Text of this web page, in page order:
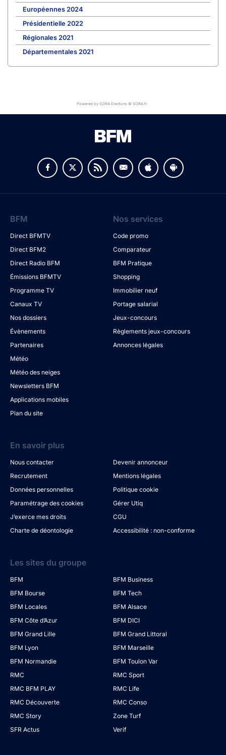
Européennes 2024
Présidentielle 2022
Régionales 2021
Départementales 2021
Powered by SORA Elections © SORA.fr
BFM
Direct BFMTV
Direct BFM2
Direct Radio BFM
Émissions BFMTV
Programme TV
Canaux TV
Nos dossiers
Évènements
Partenaires
Météo
Météo des neiges
Newsletters BFM
Applications mobiles
Plan du site
Nos services
Code promo
Comparateur
BFM Pratique
Shopping
Immobilier neuf
Portage salarial
Jeux-concours
Règlements jeux-concours
Annonces légales
En savoir plus
Nous contacter
Devenir annonceur
Recrutement
Mentions légales
Données personnelles
Politique cookie
Paramétrage des cookies
Gérer Utiq
J’exerce mes droits
CGU
Charte de déontologie
Accessibilité : non-conforme
Les sites du groupe
BFM
BFM Business
BFM Bourse
BFM Tech
BFM Locales
BFM Alsace
BFM Côte d’Azur
BFM DICI
BFM Grand Lille
BFM Grand Littoral
BFM Lyon
BFM Marseille
BFM Normandie
BFM Toulon Var
RMC
RMC Sport
RMC BFM PLAY
RMC Life
RMC Découverte
RMC Conso
RMC Story
Zone Turf
SFR Actus
Verif